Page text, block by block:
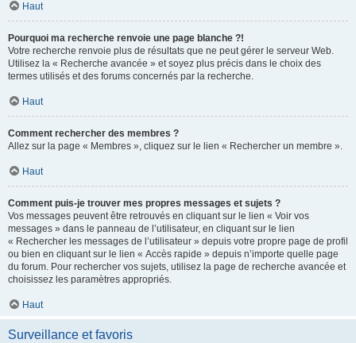
Haut
Pourquoi ma recherche renvoie une page blanche ?!
Votre recherche renvoie plus de résultats que ne peut gérer le serveur Web.
Utilisez la « Recherche avancée » et soyez plus précis dans le choix des
termes utilisés et des forums concernés par la recherche.
Haut
Comment rechercher des membres ?
Allez sur la page « Membres », cliquez sur le lien « Rechercher un membre ».
Haut
Comment puis-je trouver mes propres messages et sujets ?
Vos messages peuvent être retrouvés en cliquant sur le lien « Voir vos
messages » dans le panneau de l’utilisateur, en cliquant sur le lien
« Rechercher les messages de l’utilisateur » depuis votre propre page de profil
ou bien en cliquant sur le lien « Accès rapide » depuis n’importe quelle page
du forum. Pour rechercher vos sujets, utilisez la page de recherche avancée et
choisissez les paramètres appropriés.
Haut
Surveillance et favoris